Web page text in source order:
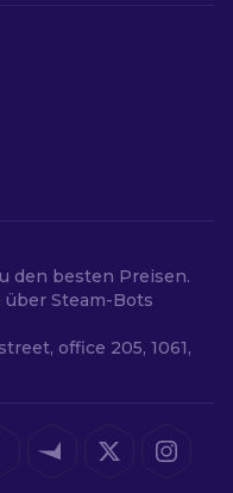
den besten Preisen.
Steam-Bots
office 205, 1061,